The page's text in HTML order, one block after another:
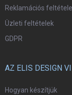
Reklamációs
Üzleti feltételek
GDPR
AZ ELIS DESIGN
Hogyan készítjük